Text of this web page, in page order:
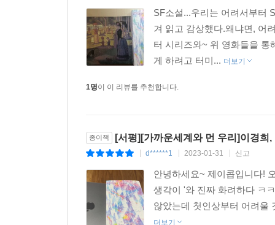
SF소설...우리는 어려서부터
겨 읽고 감상했다.왜냐면, 어
터 시리즈와~ 위 영화들을 통
게 하려고 터미... 더보기
1명이 이 리뷰를 추천합니다.
종이책 [서평][가까운세계와 먼 우리]이경희,
d******1 2023-01-31 신고
안녕하세요~ 제이콥입니다!
생각이 '와 진짜 화려하다 ㅋ
않았는데 첫인상부터 어려울
더보기